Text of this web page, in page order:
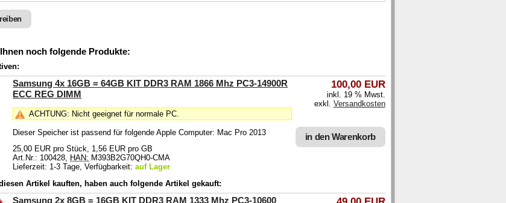
noch folgende Produkte:
Samsung 4x 16GB = 64GB KIT DDR3 RAM 1866 Mhz PC3-14900R
ECC REG DIMM
ACHTUNG: Nicht geeignet für normale PC.
Dieser Speicher ist passend für folgende Apple Computer: Mac Pro 2013
25,00 EUR pro Stück, 1,56 EUR pro GB
Art.Nr.: 100428, HAN: M393B2G70QH0-CMA
Lieferzeit: 1-3 Tage, Verfügbarkeit:auf Lager
100,00 EUR
inkl. 19 % Mwst.
exkl. Versandkosten
in den Warenkorb
Artikel kauften, haben auch folgende Artikel gekauft:
Samsung 2x 8GB = 16GB KIT DDR3 RAM 1333 Mhz PC3-10600